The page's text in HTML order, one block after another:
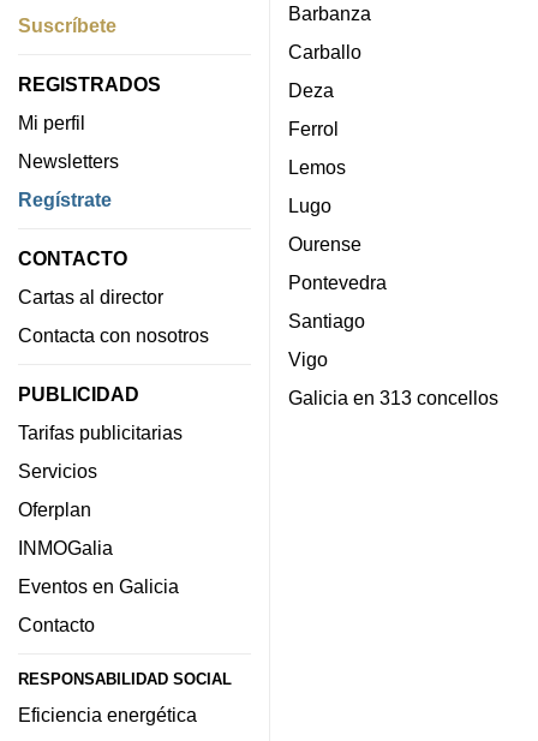
Suscríbete
REGISTRADOS
Mi perfil
Newsletters
Regístrate
CONTACTO
Cartas al director
Contacta con nosotros
PUBLICIDAD
Tarifas publicitarias
Servicios
Oferplan
INMOGalia
Eventos en Galicia
Contacto
RESPONSABILIDAD SOCIAL
Eficiencia energética
Barbanza
Carballo
Deza
Ferrol
Lemos
Lugo
Ourense
Pontevedra
Santiago
Vigo
Galicia en 313 concellos